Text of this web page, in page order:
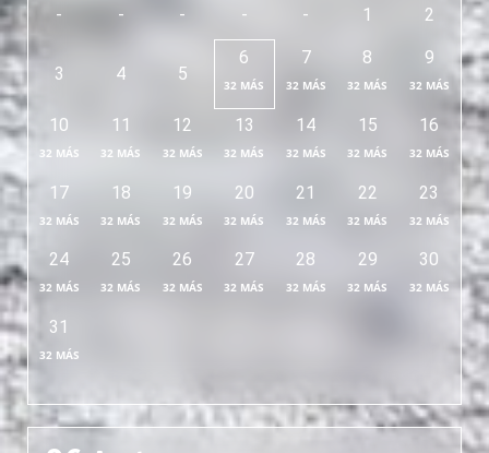
- - - - - 1 2
3 4 5
6
32 MÁS
7
32 MÁS
8
32 MÁS
9
32 MÁS
10
32 MÁS
11
32 MÁS
12
32 MÁS
13
32 MÁS
14
32 MÁS
15
32 MÁS
16
32 MÁS
17
32 MÁS
18
32 MÁS
19
32 MÁS
20
32 MÁS
21
32 MÁS
22
32 MÁS
23
32 MÁS
24
32 MÁS
25
32 MÁS
26
32 MÁS
27
32 MÁS
28
32 MÁS
29
32 MÁS
30
32 MÁS
31
32 MÁS